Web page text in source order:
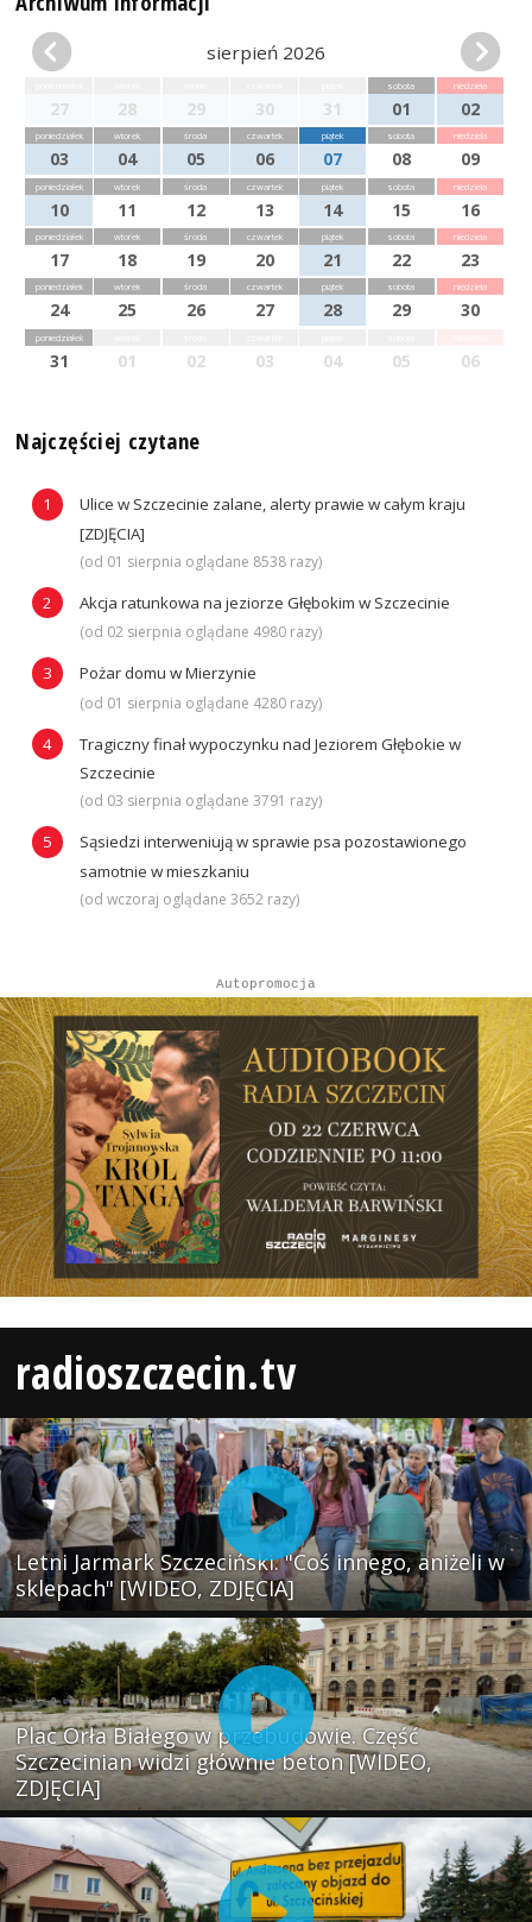
sierpień 2026
27 28 29 30 31
sobota
01
niedziela
02
poniedziałek
03
wtorek
04
środa
05
czwartek
06
piątek
07
sobota
08
niedziela
09
poniedziałek
10
wtorek
11
środa
12
czwartek
13
piątek
14
sobota
15
niedziela
16
poniedziałek
17
wtorek
18
środa
19
czwartek
20
piątek
21
sobota
22
niedziela
23
poniedziałek
24
wtorek
25
środa
26
czwartek
27
piątek
28
sobota
29
niedziela
30
poniedziałek
31 01 02 03 04 05 06
Najczęściej czytane
Ulice w Szczecinie zalane, alerty prawie w całym kraju
[ZDJĘCIA]
(od 01 sierpnia oglądane 8538 razy)
Akcja ratunkowa na jeziorze Głębokim w Szczecinie
(od 02 sierpnia oglądane 4980 razy)
Pożar domu w Mierzynie
(od 01 sierpnia oglądane 4280 razy)
Tragiczny finał wypoczynku nad Jeziorem Głębokie w
Szczecinie
(od 03 sierpnia oglądane 3791 razy)
Sąsiedzi interweniują w sprawie psa pozostawionego
samotnie w mieszkaniu
(od wczoraj oglądane 3652 razy)
Autopromocja
radioszczecin.tv
Letni Jarmark Szczeciński. "Coś innego, aniżeli w
sklepach" [WIDEO, ZDJĘCIA]
Plac Orła Białego w przebudowie. Część
Szczecinian widzi głównie beton [WIDEO,
ZDJĘCIA]